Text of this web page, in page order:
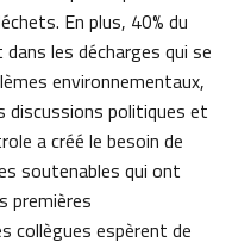
En plus, 40% du
les décharges qui se
environnementaux,
discussions politiques et
a créé le besoin de
soutenables qui ont
premières
collègues espèrent de